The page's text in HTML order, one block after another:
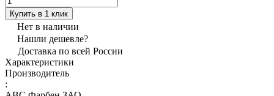
Купить в 1 клик
Нет в наличии
Нашли дешевле?
Доставка по всей России
Характеристики
Производитель
: